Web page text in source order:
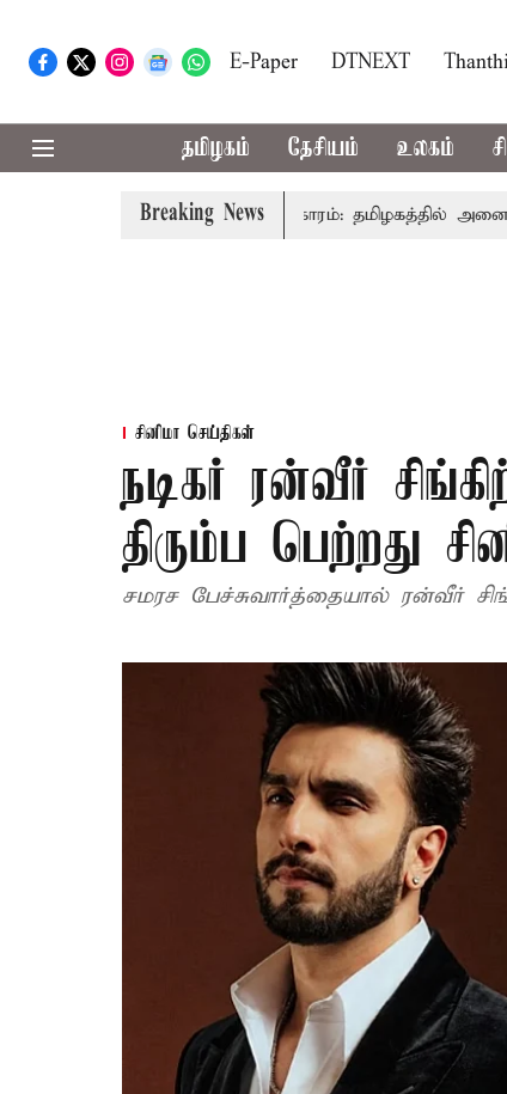
E-Paper DTNEXT
தமிழகம் தேசியம் உலகம்
Breaking News
காவிரி விவகாரம்: தமிழகத்தில் அனைத்து
சினிமா செய்திகள்
நடிகர் ரன்வீர்
திரும்ப பெற்றது
சமரச பேச்சுவார்த்தையால் ரன்வீர்